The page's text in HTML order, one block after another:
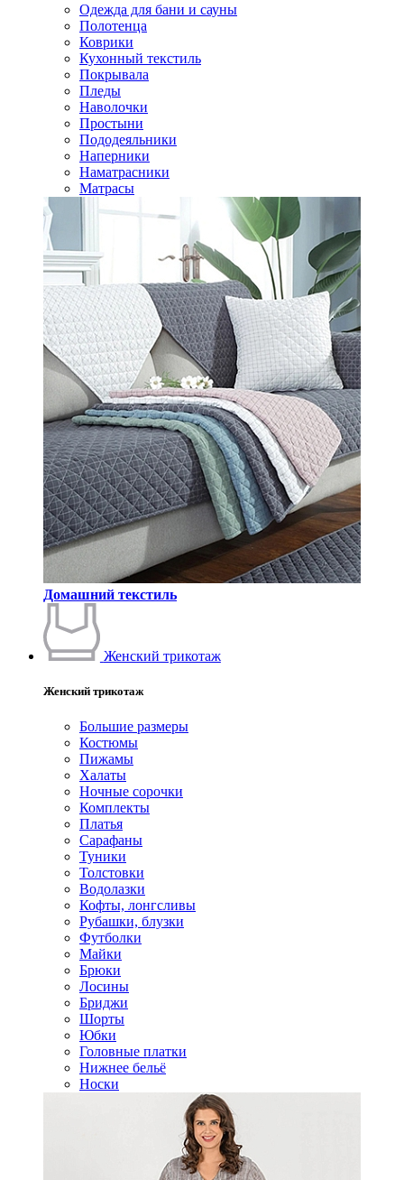
Одежда для бани и сауны
Полотенца
Коврики
Кухонный текстиль
Покрывала
Пледы
Наволочки
Простыни
Пододеяльники
Наперники
Наматрасники
Матрасы
Домашний текстиль
Женский трикотаж
Женский трикотаж
Большие размеры
Костюмы
Пижамы
Халаты
Ночные сорочки
Комплекты
Платья
Сарафаны
Туники
Толстовки
Водолазки
Кофты, лонгсливы
Рубашки, блузки
Футболки
Майки
Брюки
Лосины
Бриджи
Шорты
Юбки
Головные платки
Нижнее бельё
Носки